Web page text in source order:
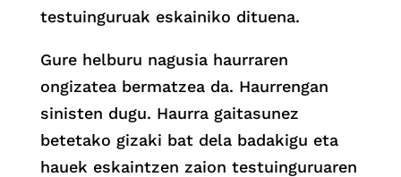
testuinguruak eskainiko dituena.
Gure helburu nagusia haurraren
ongizatea bermatzea da. Haurrengan
sinisten dugu. Haurra gaitasunez
betetako gizaki bat dela badakigu eta
hauek eskaintzen zaion testuinguruaren